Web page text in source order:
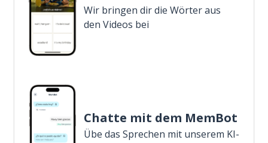
Wir bringen dir die Wörter aus
den Videos bei
Chatte mit dem MemBot
Übe das Sprechen mit unserem KI-